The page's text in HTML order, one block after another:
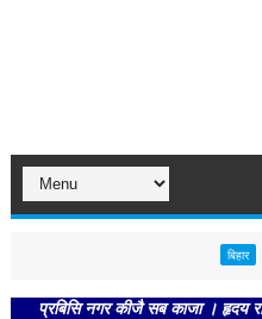
पटना
नगर कीजै सब काजा । हृदय राखि